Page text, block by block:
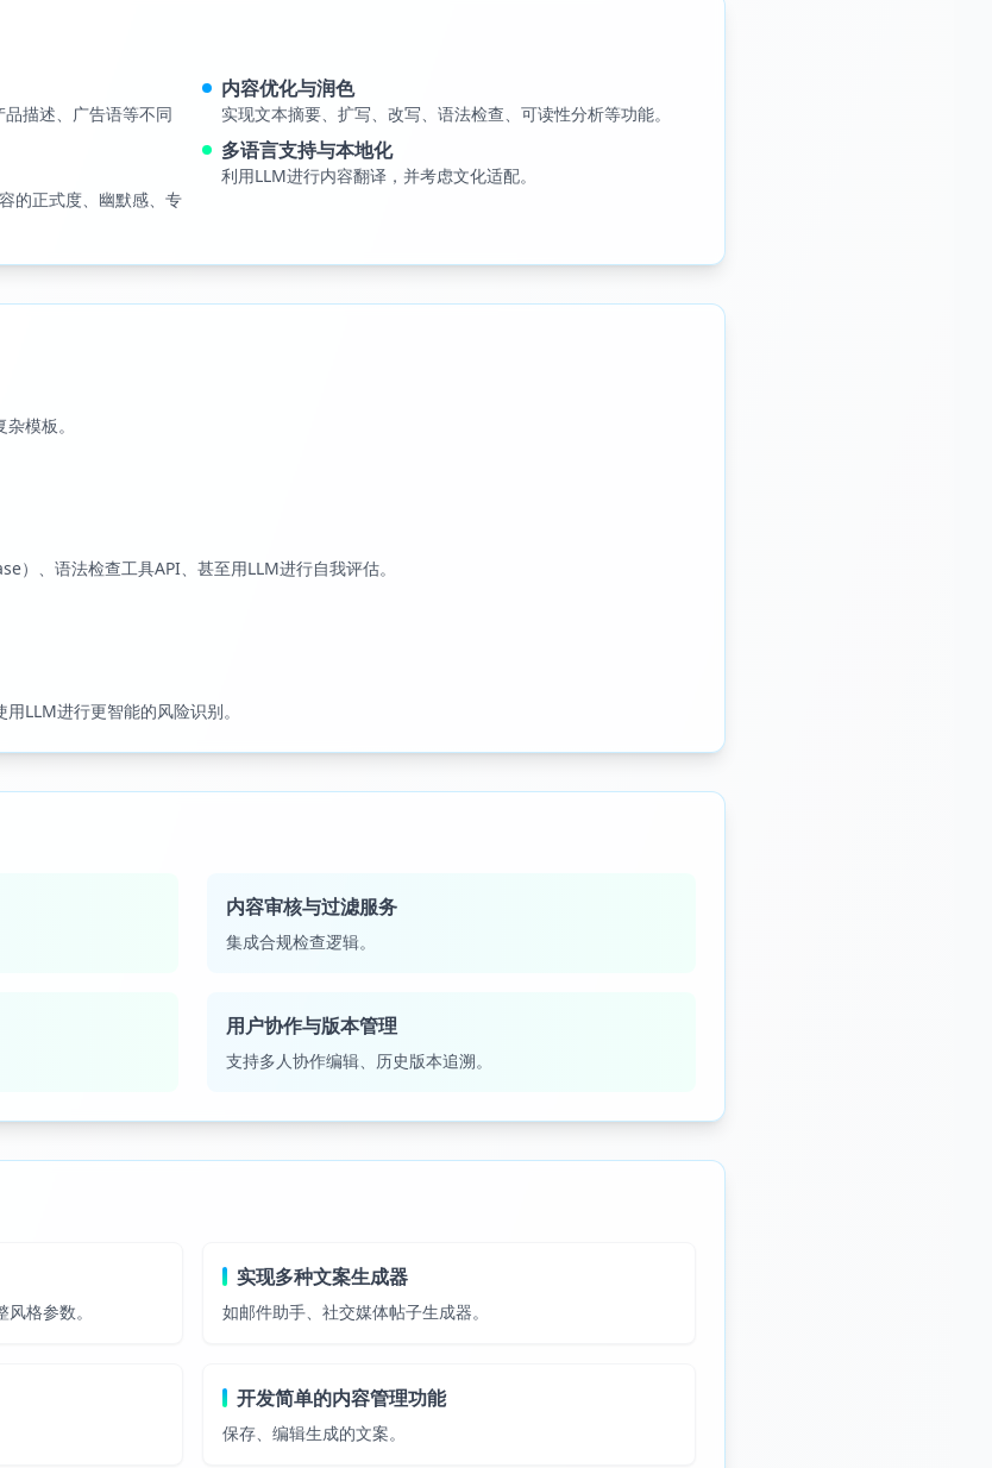
描述、广告语等不同
的正式度、幽默感、专
内容优化与润色
实现文本摘要、扩写、改写、语法检查、可读性分析等功能。
多语言支持与本地化
利用LLM进行内容翻译，并考虑文化适配。
模板。
）、语法检查工具API、甚至用LLM进行自我评估。
LLM进行更智能的风险识别。
内容审核与过滤服务
集成合规检查逻辑。
用户协作与版本管理
支持多人协作编辑、历史版本追溯。
格参数。
实现多种文案生成器
如邮件助手、社交媒体帖子生成器。
开发简单的内容管理功能
保存、编辑生成的文案。